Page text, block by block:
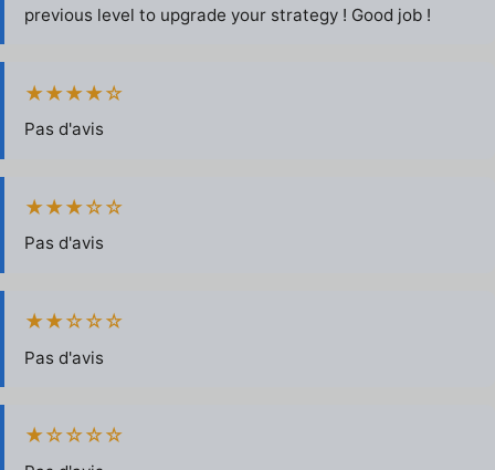
previous level to upgrade your strategy ! Good job !
★★★★☆
Pas d'avis
★★★☆☆
Pas d'avis
★★☆☆☆
Pas d'avis
★☆☆☆☆